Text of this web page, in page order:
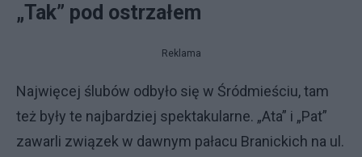
„Tak” pod ostrzałem
Reklama
Najwięcej ślubów odbyło się w Śródmieściu, tam
też były te najbardziej spektakularne. „Ata” i „Pat”
zawarli związek w dawnym pałacu Branickich na ul.